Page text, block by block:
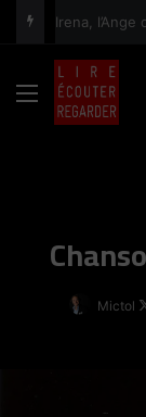
principal Irena,
Menu
Mictol